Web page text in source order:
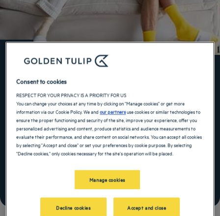
Oferta getaway ze
śniadaniem w cenie
Co obejmuje oferta?
15% zniżki na rezerwacje co najmniej 2 noclegów
Ofertę można zmienić lub anulować do 15 dni
Jeszcze więcej czasu na dobrą zabawę
Sprawdź regulamin
Consent to cookies
RESPECT FOR YOUR PRIVACY IS A PRIORITY FOR US
You can change your choices at any time by clicking on "Manage cookies" or get more
information via our Cookie Policy. We andour partnersuse cookies or similar technologies to
ensure the proper functioning and security of the site, improve your experience, offer you
personalized advertising and content, produce statistics and audience measurements to
evaluate their performance, and share content on social networks. You can accept all cookies
by selecting "Accept and close" or set your preferences by cookie purpose. By selecting
"Decline cookies," only cookies necessary for the site's operation will be placed.
Manage cookies
Decline cookies Accept and close